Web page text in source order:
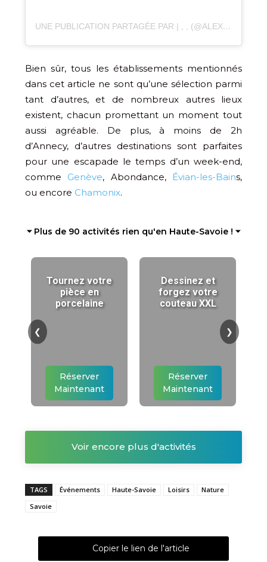
UNE PUBLICATION PARTAGÉE PAR | , , (@ALEXINROADTRIP)
Bien sûr, tous les établissements mentionnés
dans cet article ne sont qu’une sélection parmi
tant d’autres, et de nombreux autres lieux
existent, chacun promettant un moment tout
aussi agréable. De plus, à moins de 2h
d’Annecy, d’autres destinations sont parfaites
pour une escapade le temps d’un week-end,
comme Genève, Abondance, Évian-les-Bains,
ou encore Chamonix.
⏷ Plus de 90 activités rien qu'en Haute-Savoie ! ⏷
Tournez votre
pièce en
porcelaine
Réserver
Maintenant
Dessinez et
forgez votre
couteau XXL
Réserver
Maintenant
❮ ❯
Voir encore plus d'activités
TAGS Événements Haute-Savoie Loisirs
Nature
Savoie
Copier le lien de l'article